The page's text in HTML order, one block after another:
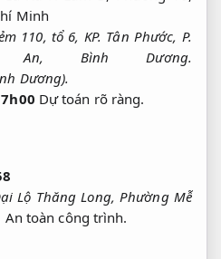
Minh
110, tổ 6, KP. Tân Phước, P.
Bình Dương.
Dương).
Dự toán rõ ràng.
Lộ Thăng Long, Phường Mễ
An toàn công trình.